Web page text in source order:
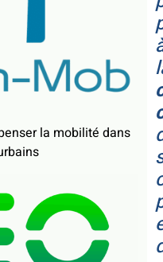
la mobilité dans